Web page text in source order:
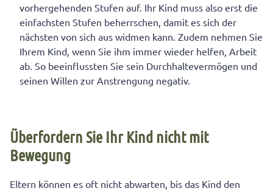
vorhergehenden Stufen auf. Ihr Kind muss also erst die
einfachsten Stufen beherrschen, damit es sich der
nächsten von sich aus widmen kann. Zudem nehmen Sie
Ihrem Kind, wenn Sie ihm immer wieder helfen, Arbeit
ab. So beeinflussten Sie sein Durchhaltevermögen und
seinen Willen zur Anstrengung negativ.
Überfordern Sie Ihr Kind nicht mit
Bewegung
Eltern können es oft nicht abwarten, bis das Kind den